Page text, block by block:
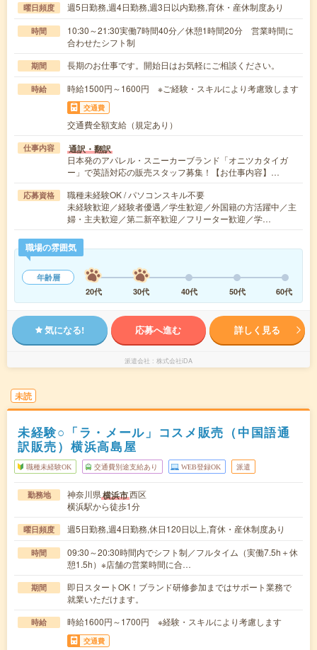
曜日頻度 週5日勤務,週4日勤務,週3日以内勤務,育休・産休制度あり
時間
10:30～21:30実働7時間40分／休憩1時間20分 営業時間に
合わせたシフト制
期間 長期のお仕事です。開始日はお気軽にご相談ください。
時給 時給1500円～1600円 ※ご経験・スキルにより考慮致します
交通費
交通費全額支給（規定あり）
仕事内容 通訳・翻訳
日本発のアパレル・スニーカーブランド「オニツカタイガ
ー」で英語対応の販売スタッフ募集！【お仕事内容】…
応募資格
職種未経験OK / パソコンスキル不要
未経験歓迎／経験者優遇／学生歓迎／外国籍の方活躍中／主
婦・主夫歓迎／第二新卒歓迎／フリーター歓迎／学…
職場の雰囲気
年齢層
20代
30代 40代 50代 60代
気になる! 応募へ進む 詳しく見る
派遣会社 株式会社iDA
未読
未経験○「ラ・メール」コスメ販売（中国語通
訳販売）横浜高島屋
職種未経験OK 交通費別途支給あり WEB登録OK 派遣
勤務地 神奈川県横浜市西区
横浜駅から徒歩1分
曜日頻度 週5日勤務,週4日勤務,休日120日以上,育休・産休制度あり
時間
09:30～20:30時間内でシフト制／フルタイム（実働7.5h＋休
憩1.5h）※店舗の営業時間に合…
期間
即日スタートOK！ブランド研修参加まではサポート業務で
就業いただけます。
時給 時給1600円～1700円 ※経験・スキルにより考慮します
交通費